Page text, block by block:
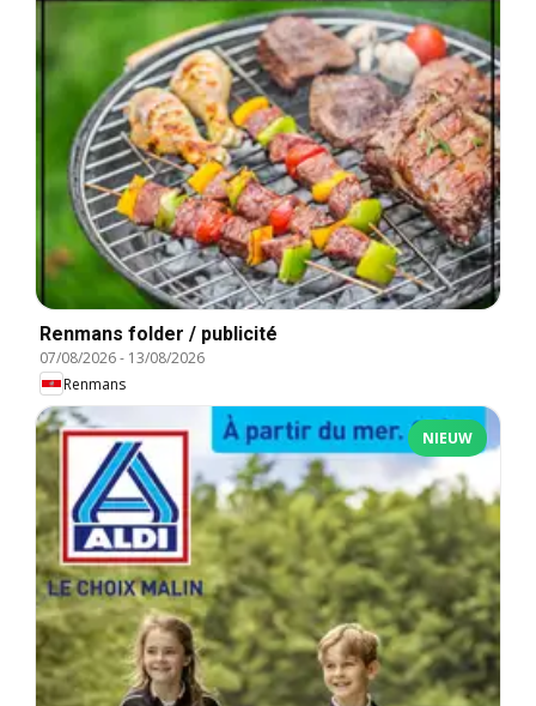
Renmans folder / publicité
07/08/2026- 13/08/2026
Renmans
NIEUW